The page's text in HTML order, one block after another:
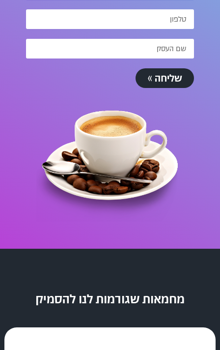
שליחה »
מחמאות שגורמות לנו להסמיק